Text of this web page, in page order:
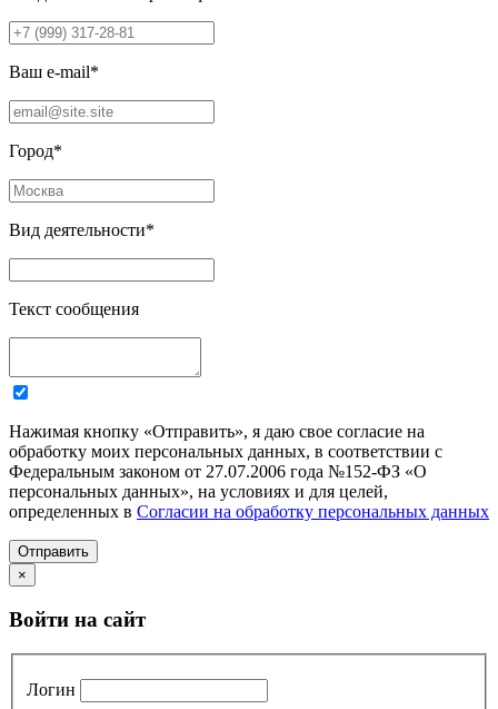
Ваш e-mail*
Город*
Вид деятельности*
Текст сообщения
Нажимая кнопку «Отправить», я даю свое согласие на
обработку моих персональных данных, в соответствии с
Федеральным законом от 27.07.2006 года №152-ФЗ «О
персональных данных», на условиях и для целей,
определенных в Согласии на обработку персональных данных
Отправить
×
Войти на сайт
Логин